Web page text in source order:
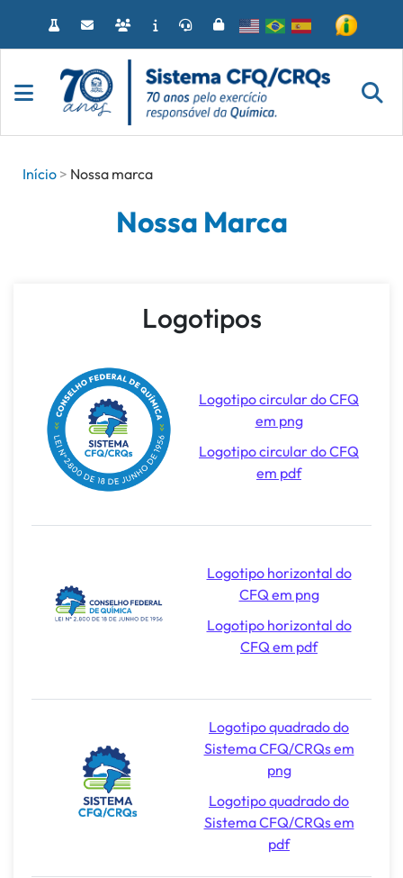
o
Início
Nossa marca
Nossa Marca
Logotipos
Logotipo circular do CFQ
em png
Logotipo circular do CFQ
em pdf
Logotipo horizontal do
CFQ em png
Logotipo horizontal do
CFQ em pdf
Logotipo quadrado do
Sistema CFQ/CRQs em
png
Logotipo quadrado do
Sistema CFQ/CRQs em
pdf